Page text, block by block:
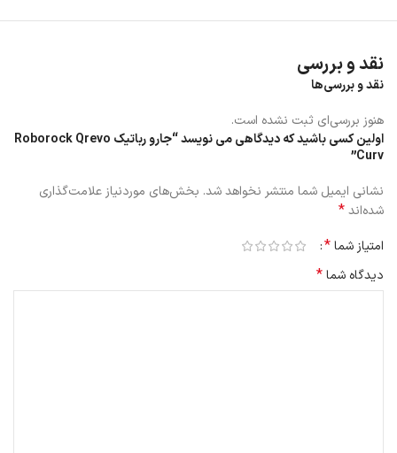
جارو رباتیک
دلیل ظرفیت بالا و دوام طولانی، امکان نظافت کامل و مداوم را می تواند
فراهم کند.
این باتری‌ها قابلیت شارژ سریع داشته و می‌تواند برای مدت‌زمان طولانی
عملکرد بهینه‌ای داشته باشد.
باتری Qrevo Curv می‌تواند در حالت شارژ کامل، چندین ساعت عملکرد
بی‌وقفه دارد. این زمان بسته به حالت‌های تمیزکاری و میزان استفاده از
نقد و بررسی
نقد و بررسی‌ها
هنوز بررسی‌ای ثبت نشده است.
اولین کسی باشید که دیدگاهی می نویسد “جارو رباتیک Roborock Qrevo
Curv”
نشانی ایمیل شما منتشر نخواهد شد. بخش‌های موردنیاز علامت‌گذاری
شده‌اند*
امتیاز شما*
دیدگاه شما*